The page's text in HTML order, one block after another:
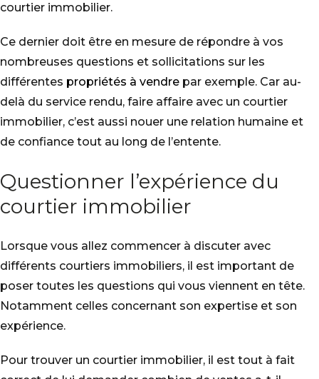
courtier immobilier.
Ce dernier doit être en mesure de répondre à vos
nombreuses questions et sollicitations sur les
différentes propriétés à vendre par exemple. Car au-
delà du service rendu, faire affaire avec un courtier
immobilier, c’est aussi nouer une relation humaine et
de confiance tout au long de l’entente.
Questionner l’expérience du
courtier immobilier
Lorsque vous allez commencer à discuter avec
différents courtiers immobiliers, il est important de
poser toutes les questions qui vous viennent en tête.
Notamment celles concernant son expertise et son
expérience.
Pour trouver un courtier immobilier, il est tout à fait